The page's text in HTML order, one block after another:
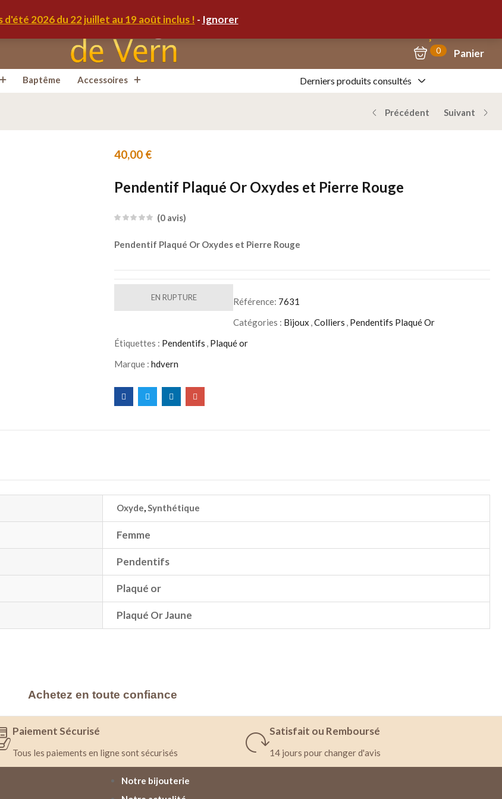
d'été 2026 du 22 juillet au 19 août inclus ! - Ignorer
0 Panier
Baptême Accessoires Derniers produits consultés
Précédent Suivant
40,00 €
Pendentif Plaqué Or Oxydes et Pierre Rouge
0 avis
Pendentif Plaqué Or Oxydes et Pierre Rouge
EN RUPTURE Référence: 7631
Catégories : Bijoux ,Colliers , Pendentifs Plaqué Or
Étiquettes : Pendentifs , Plaqué or
Marque : hdvern
Oxyde,Synthétique
Femme
Pendentifs
Plaqué or
Plaqué Or Jaune
Achetez en toute confiance
Paiement Sécurisé
Tous les paiements en ligne sont sécurisés
Satisfait ou Remboursé
14 jours pour changer d'avis
Notre bijouterie